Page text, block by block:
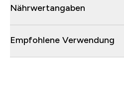
Nährwertangaben
Empfohlene Verwendung